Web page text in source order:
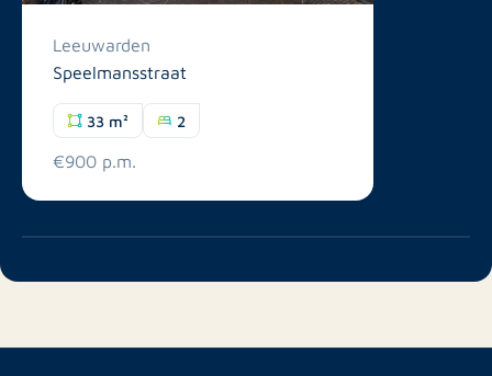
Leeuwarden
Speelmansstraat
33 m² 2
€900 p.m.